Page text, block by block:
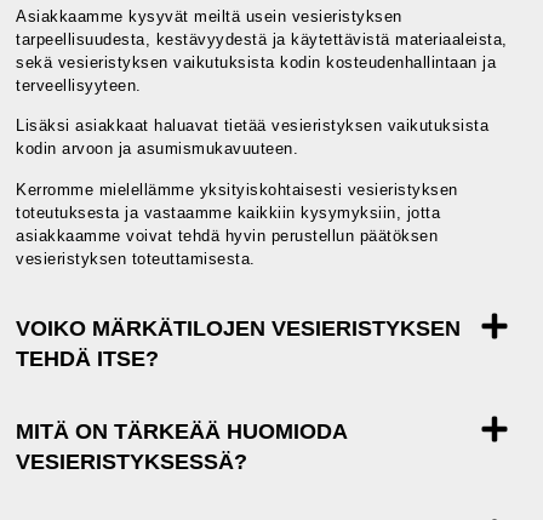
Asiakkaamme kysyvät meiltä usein vesieristyksen
tarpeellisuudesta, kestävyydestä ja käytettävistä materiaaleista,
sekä vesieristyksen vaikutuksista kodin kosteudenhallintaan ja
terveellisyyteen.
Lisäksi asiakkaat haluavat tietää vesieristyksen vaikutuksista
kodin arvoon ja asumismukavuuteen.
Kerromme mielellämme yksityiskohtaisesti vesieristyksen
toteutuksesta ja vastaamme kaikkiin kysymyksiin, jotta
asiakkaamme voivat tehdä hyvin perustellun päätöksen
vesieristyksen toteuttamisesta.
VOIKO MÄRKÄTILOJEN VESIERISTYKSEN
TEHDÄ ITSE?
MITÄ ON TÄRKEÄÄ HUOMIODA
VESIERISTYKSESSÄ?